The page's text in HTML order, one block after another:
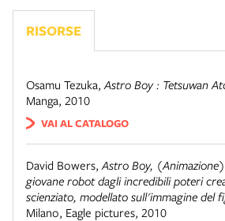
RISORSE
Osamu Tezuka,Astro Boy : Tetsuwan
Manga, 2010
VAI AL CATALOGO
David Bowers,Astro Boy,
giovane robot dagli incredibili poteri
scienziato, modellato sull'immagine del
Milano, Eagle pictures, 2010